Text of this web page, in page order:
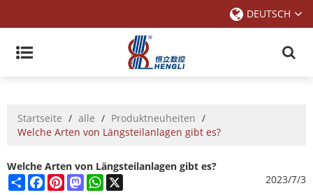
DEUTSCH
Startseite / alle / Produktneuheiten /
Welche Arten von Längsteilanlagen gibt es?
Welche Arten von Längsteilanlagen gibt es?
ShareFacebook
PinterestMastodonWhatsApp 2023/7/3